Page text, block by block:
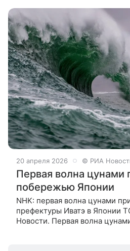
по ликвидации
20 апреля 2026 © РИА
Первая волна цунами
побережью Японии
NHK: первая волна цунами
префектуры Иватэ в Японии
Новости. Первая волна